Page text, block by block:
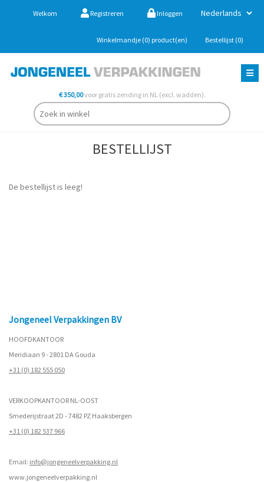
Welkom Registreren Inloggen
Winkelmandje (0) product(en) Bestellijst (0)
€ 350,00voor gratis zending in NL (excl. wadden).
BESTELLIJST
De bestellijst is leeg!
Jongeneel Verpakkingen BV
HOOFDKANTOOR
Meridiaan 9 - 2801 DA Gouda
+31 (0) 182 555 050
VERKOOPKANTOOR NL-OOST
Smederijstraat 2D - 7482 PZ Haaksbergen
+31 (0) 182 537 966
Email: info@jongeneelverpakking.nl
www.jongeneelverpakking.nl